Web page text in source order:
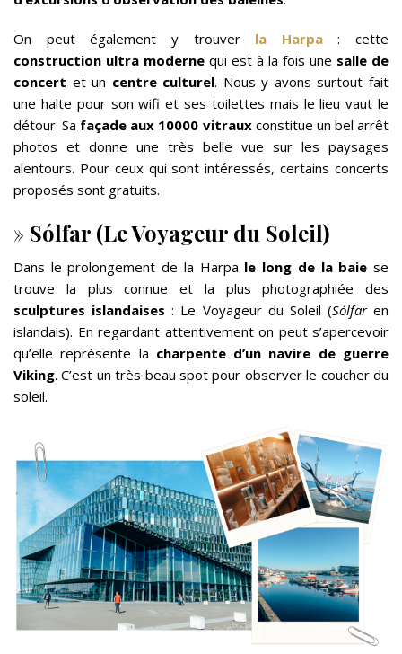
On peut également y trouver la Harpa: cette
construction ultra moderne qui est à la fois une salle de
concert et un centre culturel. Nous y avons surtout fait
une halte pour son wifi et ses toilettes mais le lieu vaut le
détour. Sa façade aux 10000 vitrauxconstitue un bel arrêt
photos et donne une très belle vue sur les paysages
alentours. Pour ceux qui sont intéressés, certains concerts
proposés sont gratuits.
» Sólfar (Le Voyageur du Soleil)
Dans le prolongement de la Harpa le long de la baie se
trouve la plus connue et la plus photographiée des
sculptures islandaises : Le Voyageur du Soleil (Sólfaren
islandais). En regardant attentivement on peut s’apercevoir
qu’elle représente la charpente d’un navire de guerre
Viking. C’est un très beau spot pour observer le coucher du
soleil.